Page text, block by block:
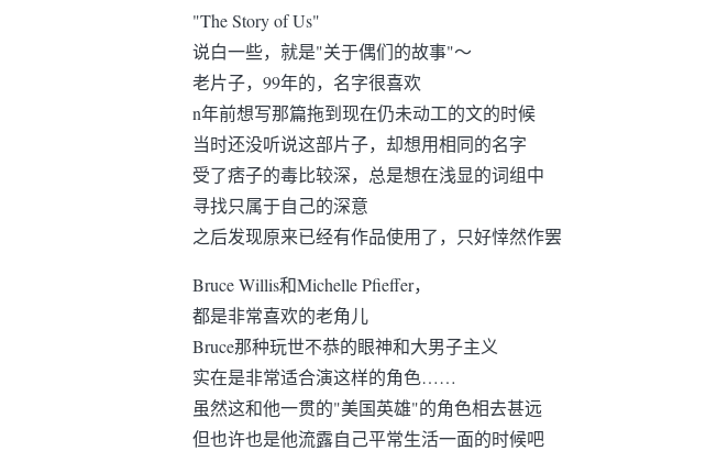
"The Story of Us"
说白一些，就是"关于偶们的故事"～
老片子，99年的，名字很喜欢
n年前想写那篇拖到现在仍未动工的文的时候
当时还没听说这部片子，却想用相同的名字
受了痞子的毒比较深，总是想在浅显的词组中
寻找只属于自己的深意
之后发现原来已经有作品使用了，只好悻然作罢
Bruce Willis和Michelle Pfieffer，
都是非常喜欢的老角儿
Bruce那种玩世不恭的眼神和大男子主义
实在是非常适合演这样的角色……
虽然这和他一贯的"美国英雄"的角色相去甚远
但也许也是他流露自己平常生活一面的时候吧